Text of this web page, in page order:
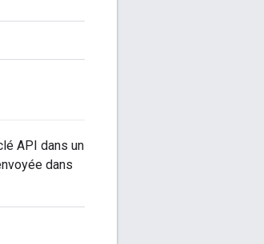
API dans un
dans